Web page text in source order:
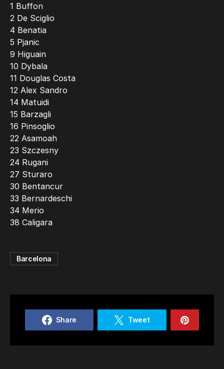
1 Buffon
2 De Sciglio
4 Benatia
5 Pjanic
9 Higuain
10 Dybala
11 Douglas Costa
12 Alex Sandro
14 Matuidi
15 Barzagli
16 Pinsoglio
22 Asamoah
23 Szczesny
24 Rugani
27 Sturaro
30 Bentancur
33 Bernardeschi
34 Merio
38 Caligara
Barcelona
Share Tweet